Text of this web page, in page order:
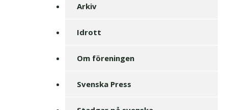
Arkiv
Idrott
Om föreningen
Svenska Press